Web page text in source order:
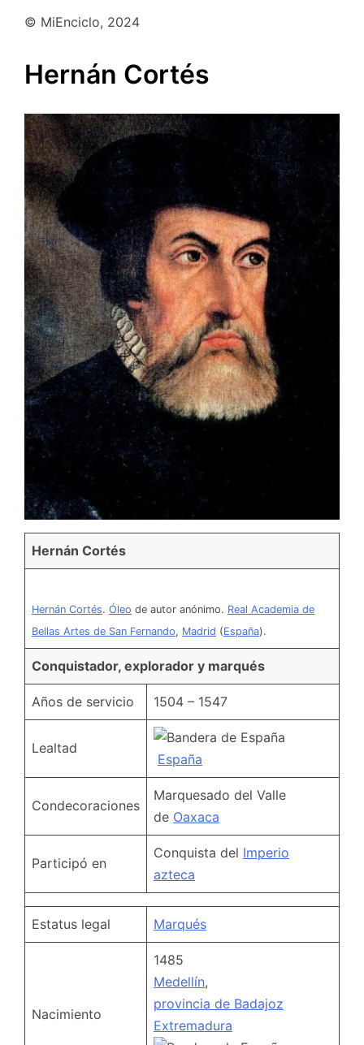
© MiEnciclo, 2024
Hernán Cortés
Hernán Cortés
Hernán Cortés. Óleo de autor anónimo. Real Academia de
Bellas Artes de San Fernando, Madrid (España).
Conquistador, explorador y marqués
Años de servicio 1504 – 1547
Lealtad
España
Condecoraciones
Marquesado del Valle
de Oaxaca
Participó en
Conquista del Imperio
azteca
Estatus legal Marqués
Nacimiento
1485
Medellín,
provincia de Badajoz
Extremadura